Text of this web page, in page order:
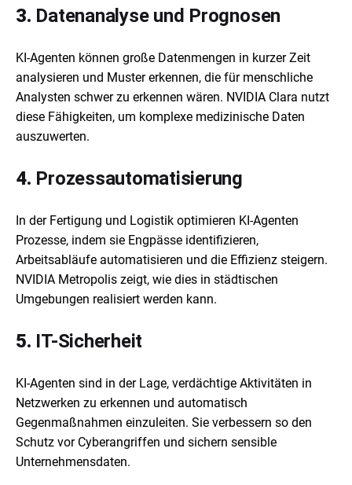
3. Datenanalyse und Prognosen
KI-Agenten können große Datenmengen in kurzer Zeit
analysieren und Muster erkennen, die für menschliche
Analysten schwer zu erkennen wären. NVIDIA Clara nutzt
diese Fähigkeiten, um komplexe medizinische Daten
auszuwerten.
4. Prozessautomatisierung
In der Fertigung und Logistik optimieren KI-Agenten
Prozesse, indem sie Engpässe identifizieren,
Arbeitsabläufe automatisieren und die Effizienz steigern.
NVIDIA Metropolis zeigt, wie dies in städtischen
Umgebungen realisiert werden kann.
5. IT-Sicherheit
KI-Agenten sind in der Lage, verdächtige Aktivitäten in
Netzwerken zu erkennen und automatisch
Gegenmaßnahmen einzuleiten. Sie verbessern so den
Schutz vor Cyberangriffen und sichern sensible
Unternehmensdaten.